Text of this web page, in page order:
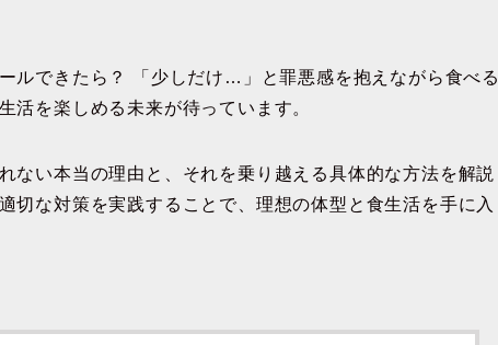
ルできたら？ 「少しだけ…」と罪悪感を抱えながら食べる
活を楽しめる未来が待っています。
ない本当の理由と、それを乗り越える具体的な方法を解説
切な対策を実践することで、理想の体型と食生活を手に入